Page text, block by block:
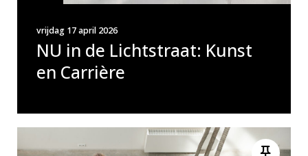
NU in de Lichtstraat: Kunst
en Carrière
vrijdag 17 april 2026